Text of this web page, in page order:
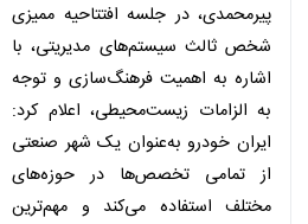
پیرمحمدی، در جلسه افتتاحیه ممیزی
شخص ثالث سیستم‌های مدیریتی، با
اشاره به اهمیت فرهنگ‌سازی و توجه
به الزامات زیست‌محیطی، اعلام کرد:
ایران خودرو به‌عنوان یک شهر صنعتی
از تمامی تخصص‌ها در حوزه‌های
مختلف استفاده می‌کند و مهم‌ترین